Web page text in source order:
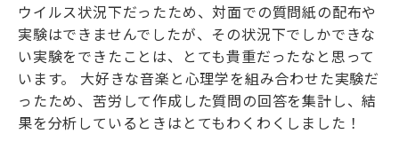
ウイルス状況下だったため、対面での質問紙の配布や
実験はできませんでしたが、その状況下でしかできな
い実験をできたことは、とても貴重だったなと思って
います。 大好きな音楽と心理学を組み合わせた実験だ
ったため、苦労して作成した質問の回答を集計し、結
果を分析しているときはとてもわくわくしました！